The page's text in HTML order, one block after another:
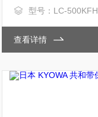
型号：LC-500KFH
查看详情